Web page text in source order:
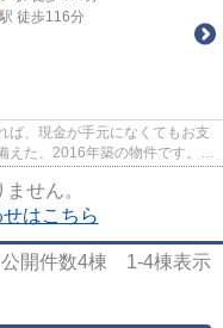
駅 徒歩116分
ば、現金が手元になくてもお支
えた、2016年築の物件です。新
せん。
はこちら
開件数4棟 1-4棟表示